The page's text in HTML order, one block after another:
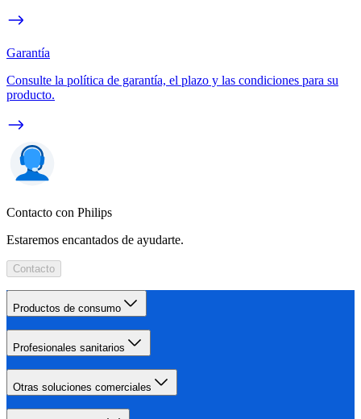
Garantía
Consulte la política de garantía, el plazo y las condiciones para su
producto.
Contacto con Philips
Estaremos encantados de ayudarte.
Contacto
Productos de consumo
Profesionales sanitarios
Otras soluciones comerciales